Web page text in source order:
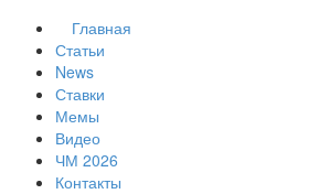
Главная
Статьи
News
Ставки
Мемы
Видео
ЧМ 2026
Контакты